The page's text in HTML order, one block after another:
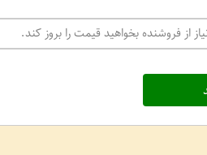
از فروشنده بخواهید قیمت را بروز کند.